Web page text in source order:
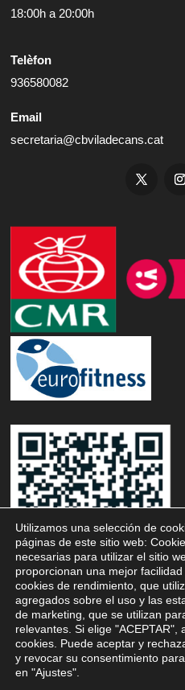
18:00h a 20:00h
Telèfon
936580082
Email
secretaria@cbviladecans.cat
Club de Bàsquet Viladecans
Utilizamos una selección de
páginas de este sitio web:
necesarias para utilizar el sitio
proporcionan una mejor
cookies de rendimiento, que
agregados sobre el uso y las
de marketing, que se utilizan
relevantes. Si elige "ACEPTAR",
cookies. Puede aceptar y
y revocar su consentimiento
en "Ajustes".